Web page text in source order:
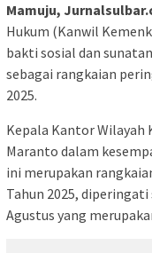
Mamuju,
Hukum (Kanwil
bakti sosial dan
sebagai rangkaian
2025.
Kepala Kantor Wilayah
Maranto dalam
ini merupakan
Tahun 2025,
Agustus yang